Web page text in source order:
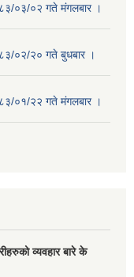
०३/०२ गते मंगलबार ।
०२/२० गते बुधबार ।
०१/२२ गते मंगलबार ।
व्यवहार बारे के